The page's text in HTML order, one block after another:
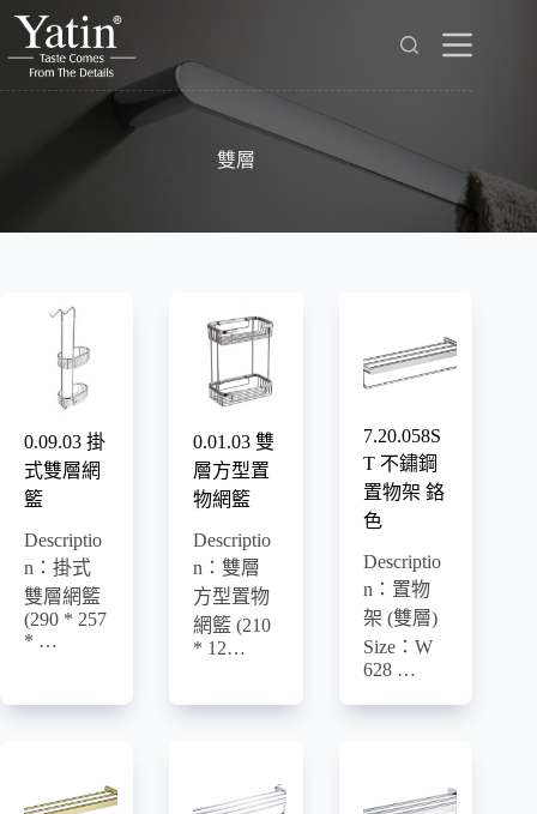
跳
雙層
0.09.03 掛
式雙層網
籃
Descriptio
n：掛式
雙層網籃
(290 * 257
* …
0.01.03 雙
層方型置
物網籃
Descriptio
n：雙層
方型置物
網籃 (210
* 12…
7.20.058S
T 不鏽鋼
置物架 鉻
色
Descriptio
n：置物
架 (雙層)
Size：W
628 …